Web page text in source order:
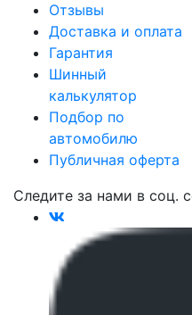
Отзывы
Доставка и оплата
Гарантия
Шинный
калькулятор
Подбор по
автомобилю
Публичная оферта
Следите за нами в соц.